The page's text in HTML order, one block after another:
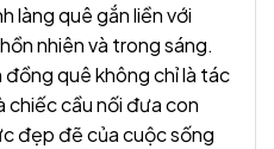
làng quê gắn liền với
nhiên và trong sáng.
quê không chỉ là tác
chiếc cầu nối đưa con
đẹp đẽ của cuộc sống